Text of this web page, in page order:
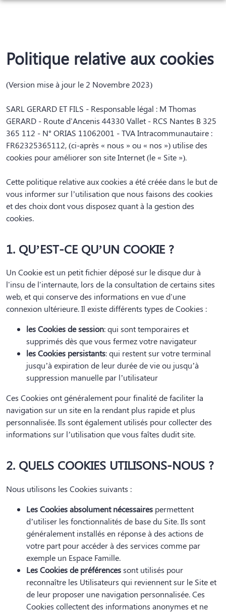
ORGANISER DES OBSÈQUES
PRÉVOIR SES OBSÈQUES
NOS CHAMBRES FUNÉRAIRES
INHUMATION ET CRÉMATION PRÈS DE NANTES
DÉMARCHES APRÈS DÉCÈS
NOTRE GAMME DE CERCUEILS
NOS CAPITONS
MARBRERIE
GRANITHÈQUE
ARTICLES FUNÉRAIRES
NOS AGENCES
VALLET
VERTOU
LE LOROUX BOTTEREAU
CHAMBRES FUNERAIRES
VALLET
VERTOU
LE LOROUX-BOTTEREAU
ESPACES HOMMAGES
ENTRETIEN & FLEURISSEMENT DE SÉPULTURES
Politique relative aux cookies
(Version mise à jour le 2 Novembre 2023)
SARL GERARD ET FILS - Responsable légal : M Thomas
GERARD - Route d'Ancenis 44330 Vallet - RCS Nantes B 325
365 112 - N° ORIAS 11062001 - TVA Intracommunautaire :
FR62325365112, (ci-après « nous » ou « nos ») utilise des
cookies pour améliorer son site Internet (le « Site »).
Cette politique relative aux cookies a été créée dans le but de
vous informer sur l’utilisation que nous faisons des cookies
et des choix dont vous disposez quant à la gestion des
cookies.
1. QU’EST-CE QU’UN COOKIE ?
Un Cookie est un petit fichier déposé sur le disque dur à
l'insu de l'internaute, lors de la consultation de certains sites
web, et qui conserve des informations en vue d'une
connexion ultérieure. Il existe différents types de Cookies :
les Cookies de session: qui sont temporaires et
supprimés dès que vous fermez votre navigateur
les Cookies persistants: qui restent sur votre terminal
jusqu’à expiration de leur durée de vie ou jusqu’à
suppression manuelle par l’utilisateur
Ces Cookies ont généralement pour finalité de faciliter la
navigation sur un site en la rendant plus rapide et plus
personnalisée. Ils sont également utilisés pour collecter des
informations sur l’utilisation que vous faîtes dudit site.
2. QUELS COOKIES UTILISONS-NOUS ?
Nous utilisons les Cookies suivants :
Les Cookies absolument nécessaires permettent
d’utiliser les fonctionnalités de base du Site. Ils sont
généralement installés en réponse à des actions de
votre part pour accéder à des services comme par
exemple un Espace Famille.
Les Cookies de préférencessont utilisés pour
reconnaître les Utilisateurs qui reviennent sur le Site et
de leur proposer une navigation personnalisée. Ces
Cookies collectent des informations anonymes et ne